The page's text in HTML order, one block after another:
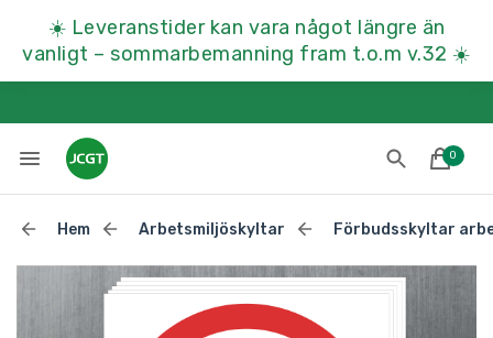
☀️ Leveranstider kan vara något längre än
vanligt – sommarbemanning fram t.o.m v.32 ☀️
0
Hem Arbetsmiljöskyltar Förbudsskyltar